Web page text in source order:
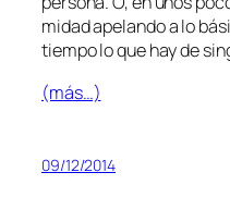
mi­dad ape­lan­do a lo
tiem­po lo que hay de
(más…)
09/12/2014